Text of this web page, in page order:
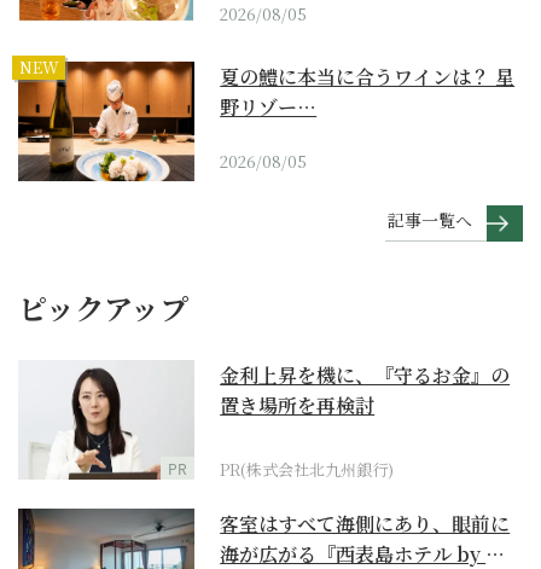
2026/08/05
NEW
夏の鱧に本当に合うワインは？ 星
野リゾー…
2026/08/05
記事一覧へ
ピックアップ
PR
金利上昇を機に、『守るお金』の
置き場所を再検討
PR(株式会社北九州銀行)
客室はすべて海側にあり、眼前に
海が広がる『西表島ホテル by 星